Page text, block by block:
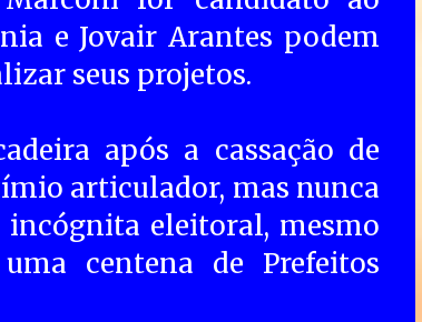
e Jovair Arantes podem
seus projetos.
após a cassação de
articulador, mas nunca
eleitoral, mesmo
centena de Prefeitos